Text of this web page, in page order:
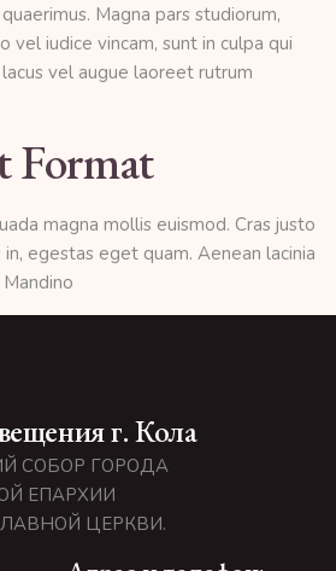
Magna pars studiorum,
vel iudice vincam, sunt in culpa qui
vel augue laoreet rutrum
Format
magna mollis euismod. Cras justo
in, egestas eget quam. Aenean lacinia
г. Кола
СОБОР ГОРОДА
ЕПАРХИИ
ЦЕРКВИ.